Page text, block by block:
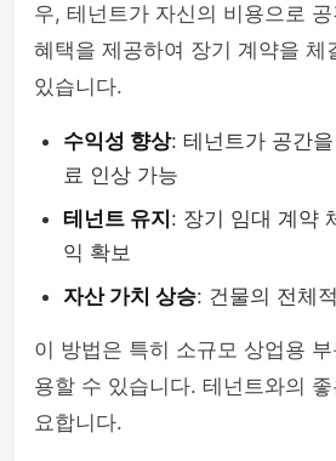
우, 테넌트가 자신의 비용으로
혜택을 제공하여 장기 계약을 체
있습니다.
수익성 향상: 테넌트가 공간
료 인상 가능
테넌트 유지 : 장기 임대 계약
익 확보
자산 가치 상승: 건물의 전체
이 방법은 특히 소규모 상업용
용할 수 있습니다. 테넌트와의
요합니다.